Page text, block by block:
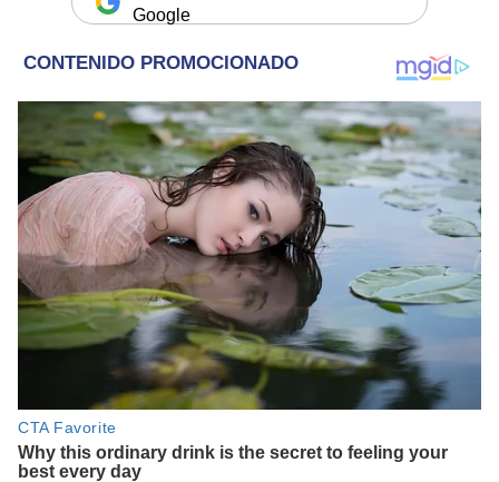
Google